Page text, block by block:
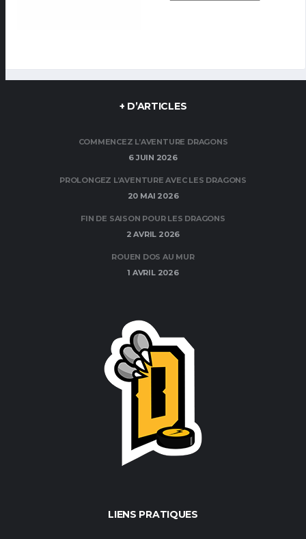
+ D’ARTICLES
COMMENCEZ L’AVENTURE DRAGONS
6 JUIN 2026
PROLONGEZ L’AVENTURE AVEC LES DRAGONS
20 MAI 2026
FIN DE SAISON POUR LES DRAGONS
2 AVRIL 2026
ROUEN DOS AU MUR
1 AVRIL 2026
LIENS PRATIQUES